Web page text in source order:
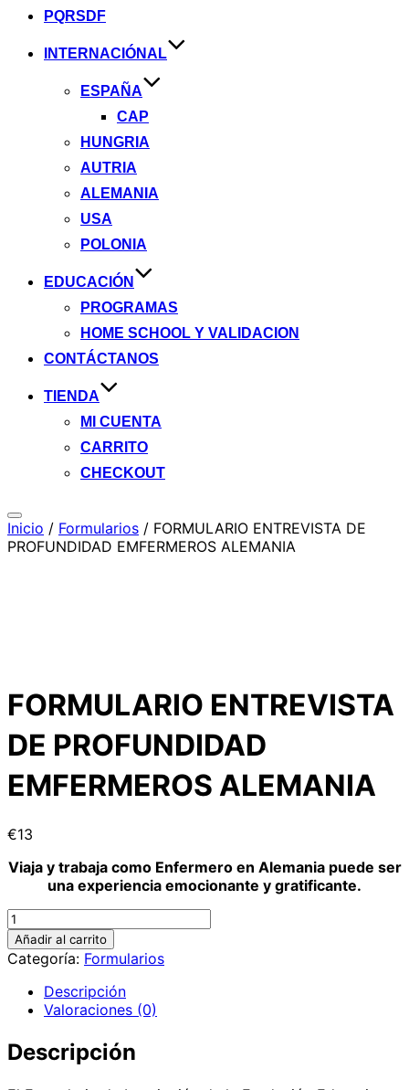
PQRSDF
INTERNACIÓNAL
ESPAÑA
CAP
HUNGRIA
AUTRIA
ALEMANIA
USA
POLONIA
EDUCACIÓN
PROGRAMAS
HOME SCHOOL Y VALIDACION
CONTÁCTANOS
TIENDA
MI CUENTA
CARRITO
CHECKOUT
Alternar
la
barra
Inicio / Formularios / FORMULARIO ENTREVISTA DE
PROFUNDIDAD EMFERMEROS ALEMANIA
FORMULARIO ENTREVISTA
DE PROFUNDIDAD
EMFERMEROS ALEMANIA
€13
Viaja y trabaja como Enfermero en Alemania puede ser
una experiencia emocionante y gratificante.
FORMULARIO
ENTREVISTA
DE
PROFUNDIDAD
EMFERMEROS
ALEMANIA
Añadir al carrito
Categoría: Formularios
Descripción
Valoraciones (0)
Descripción